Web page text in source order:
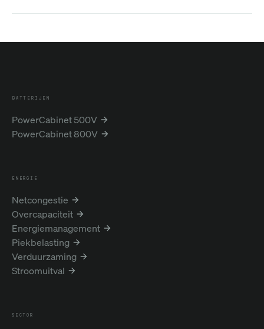
BATTERIJEN
PowerCabinet 500V
PowerCabinet 800V
ENERGIE
Netcongestie
Overcapaciteit
Energiemanagement
Piekbelasting
Verduurzaming
Stroomuitval
SECTOR